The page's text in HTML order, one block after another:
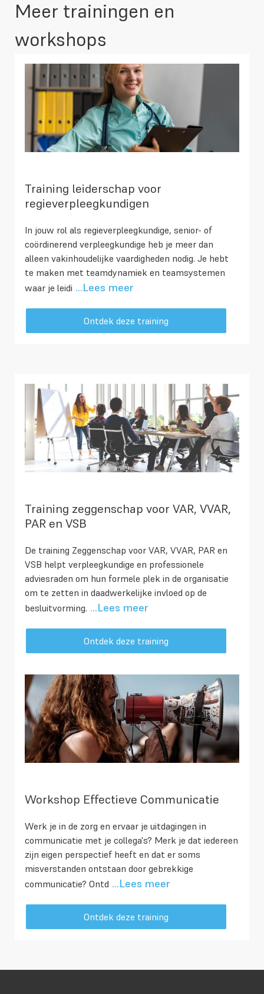
Meer trainingen en
workshops
Training leiderschap voor
regieverpleegkundigen
In jouw rol als regieverpleegkundige, senior- of
coördinerend verpleegkundige heb je meer dan
alleen vakinhoudelijke vaardigheden nodig. Je hebt
te maken met teamdynamiek en teamsystemen
waar je leidi ...Lees meer
Ontdek deze training
Training zeggenschap voor VAR, VVAR,
PAR en VSB
De training Zeggenschap voor VAR, VVAR, PAR en
VSB helpt verpleegkundige en professionele
adviesraden om hun formele plek in de organisatie
om te zetten in daadwerkelijke invloed op de
besluitvorming. ...Lees meer
Ontdek deze training
Workshop Effectieve Communicatie
Werk je in de zorg en ervaar je uitdagingen in
communicatie met je collega's? Merk je dat iedereen
zijn eigen perspectief heeft en dat er soms
misverstanden ontstaan door gebrekkige
communicatie? Ontd ...Lees meer
Ontdek deze training